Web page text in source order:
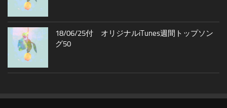
18/06/25付 オリジナルiTunes週間トップソン
グ50